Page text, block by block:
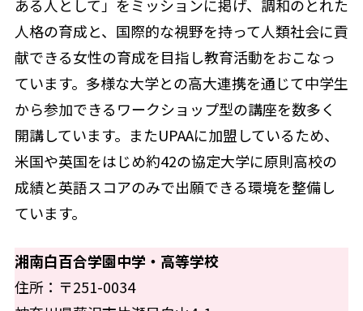
ある人として」をミッションに掲げ、調和のとれた
人格の育成と、国際的な視野を持って人類社会に貢
献できる女性の育成を目指し教育活動をおこなっ
ています。多様な大学との高大連携を通じて中学生
から参加できるワークショップ型の講座を数多く
開講しています。またUPAAに加盟しているため、
米国や英国をはじめ約42の協定大学に原則高校の
成績と英語スコアのみで出願できる環境を整備し
ています。
湘南白百合学園中学・高等学校
住所：〒251-0034